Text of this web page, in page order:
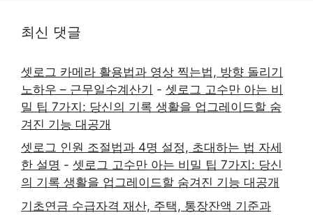
최신 댓글
셋로그 카메라 활용법과 영상 찍는법, 방향 돌리기
노하우 – 근무일수계산기 - 셋로그 고수만 아는 비
밀 팁 7가지: 당신의 기록 생활을 업그레이드할 숨
겨진 기능 대공개
셋로그 인원 조절법과 4명 설정, 초대하는 법 자세
한 설명 - 셋로그 고수만 아는 비밀 팁 7가지: 당신
의 기록 생활을 업그레이드할 숨겨진 기능 대공개
기초연금 수급자격 재산, 주택, 통장잔액 기준과